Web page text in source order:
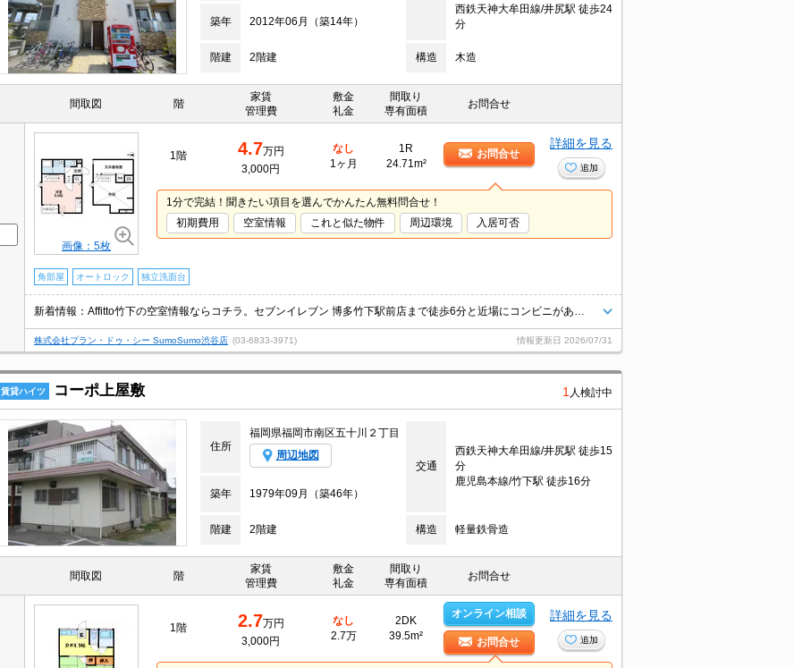
西鉄天神大牟田線/井尻駅 徒歩24
分
築年 2012年06月（築14年）
階建 2階建 構造 木造
間取図 階
家賃
管理費
敷金
礼金
間取り
専有面積
お問合せ
画像：5枚
1階 4.7万円
3,000円
なし
1ヶ月
1R
24.71m²
お問合せ
詳細を見る
追加
1分で完結！聞きたい項目を選んでかんたん無料問合せ！
初期費用
空室情報 これと似た物件 周辺環境 入居可否
角部屋 オートロック 独立洗面台
株式会社プラン・ドゥ・シー SumoSumo渋谷店 (03-6833-3971) 情報更新日 2026/07/31
賃貸ハイツ コーポ上屋敷 1 人検討中
住所
福岡県福岡市南区五十川２丁目
周辺地図
交通
西鉄天神大牟田線/井尻駅 徒歩15
分
鹿児島本線/竹下駅 徒歩16分
築年
1979年09月（築46年）
階建 2階建 構造 軽量鉄骨造
間取図 階
家賃
管理費
敷金
礼金
間取り
専有面積
お問合せ
1階 2.7万円
3,000円
なし
2.7万
2DK
39.5m²
オンライン相談
お問合せ
詳細を見る
追加